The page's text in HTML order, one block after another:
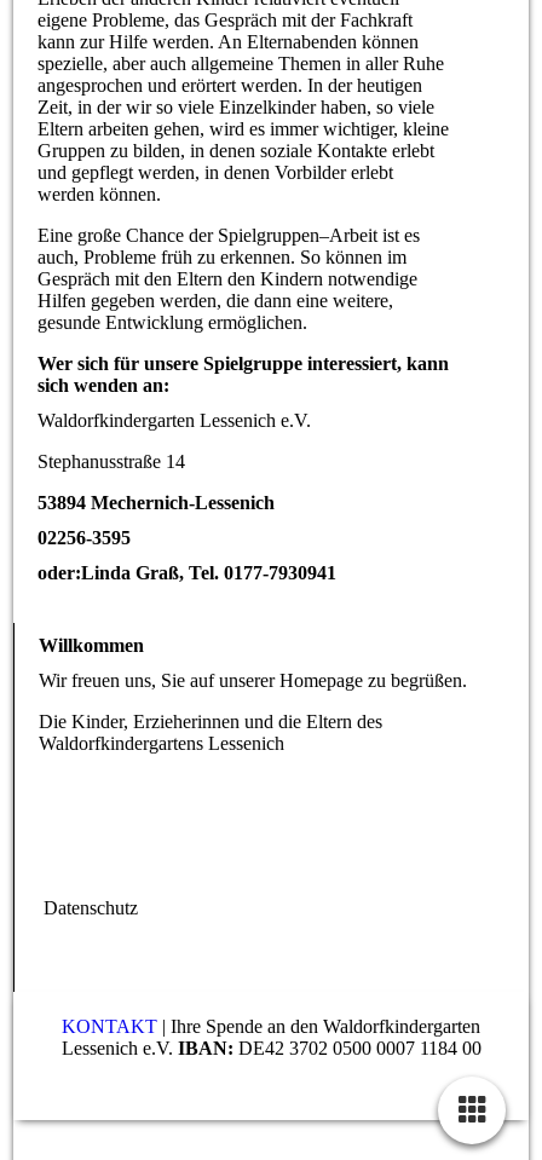
eigene Probleme, das Gespräch mit der Fachkraft
kann zur Hilfe werden. An Elternabenden können
spezielle, aber auch allgemeine Themen in aller Ruhe
angesprochen und erörtert werden. In der heutigen
Zeit, in der wir so viele Einzelkinder haben, so viele
Eltern arbeiten gehen, wird es immer wichtiger, kleine
Gruppen zu bilden, in denen soziale Kontakte erlebt
und gepflegt werden, in denen Vorbilder erlebt
werden können.
Eine große Chance der Spielgruppen–Arbeit ist es
auch, Probleme früh zu erkennen. So können im
Gespräch mit den Eltern den Kindern notwendige
Hilfen gegeben werden, die dann eine weitere,
gesunde Entwicklung ermöglichen.
Wer sich für unsere Spielgruppe interessiert, kann
sich wenden an:
Waldorfkindergarten Lessenich e.V.
Stephanusstraße 14
53894 Mechernich-Lessenich
02256-3595
oder:Linda Graß, Tel. 0177-7930941
Willkommen
Wir freuen uns, Sie auf unserer Homepage zu begrüßen.
Die Kinder, Erzieherinnen und die Eltern des
Waldorfkindergartens Lessenich
Datenschutz
KONTAKT | Ihre Spende an den Waldorfkindergarten
Lessenich e.V. IBAN: DE42 3702 0500 0007 1184 00